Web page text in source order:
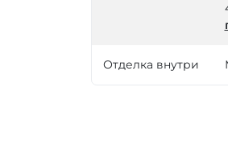
Отделка внутри